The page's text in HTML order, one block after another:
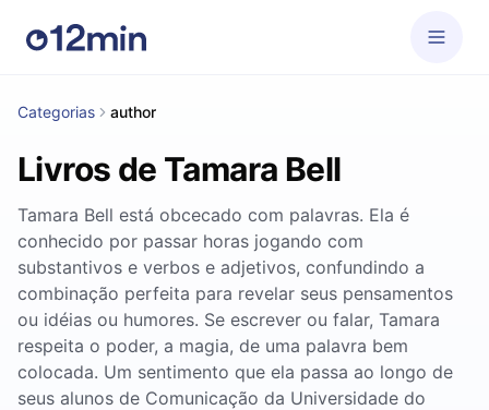
Categorias author
Livros de Tamara Bell
Tamara Bell está obcecado com palavras. Ela é
conhecido por passar horas jogando com
substantivos e verbos e adjetivos, confundindo a
combinação perfeita para revelar seus pensamentos
ou idéias ou humores. Se escrever ou falar, Tamara
respeita o poder, a magia, de uma palavra bem
colocada. Um sentimento que ela passa ao longo de
seus alunos de Comunicação da Universidade do